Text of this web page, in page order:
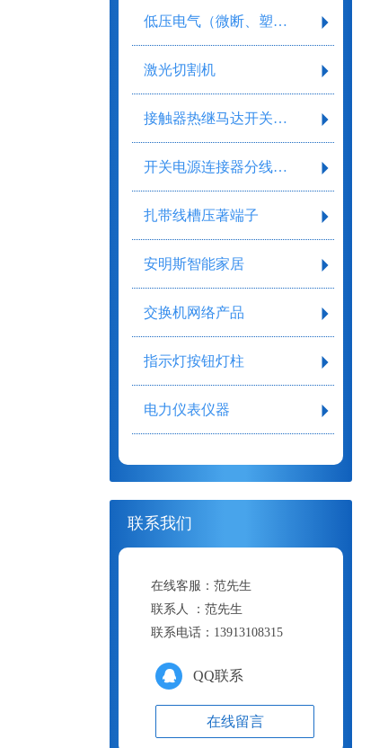
低压电气（微断、塑壳、框架）
激光切割机
接触器热继马达开关继电器
开关电源连接器分线盒气缸气阀剥线工具
扎带线槽压著端子
安明斯智能家居
交换机网络产品
指示灯按钮灯柱
电力仪表仪器
联系我们
在线客服： 范先生
联系人 ： 范先生
联系电话： 13913108315
QQ联系
在线留言